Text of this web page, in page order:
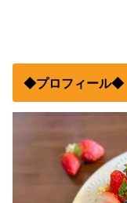
◆プロフィール◆